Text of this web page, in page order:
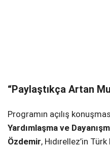
“Paylaştıkça Artan
Programın açılış
Yardımlaşma ve
Özdemir, Hıdırellez’in